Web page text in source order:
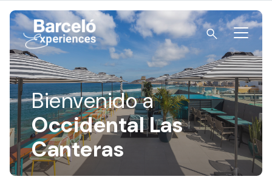
content
Barceló Experiences
Bienvenido a
Occidental Las
Canteras